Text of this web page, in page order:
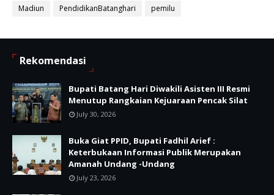
Madiun
PendidikanBatanghari pemilu
Rekomendasi
Bupati Batang Hari Diwakili Asisten III Resmi
Menutup Rangkaian Kejuaraan Pencak Silat
July 30, 2026
Buka Giat PPID, Bupati Fadhil Arief :
Keterbukaan Informasi Publik Merupakan
Amanah Undang -Undang
July 23, 2026